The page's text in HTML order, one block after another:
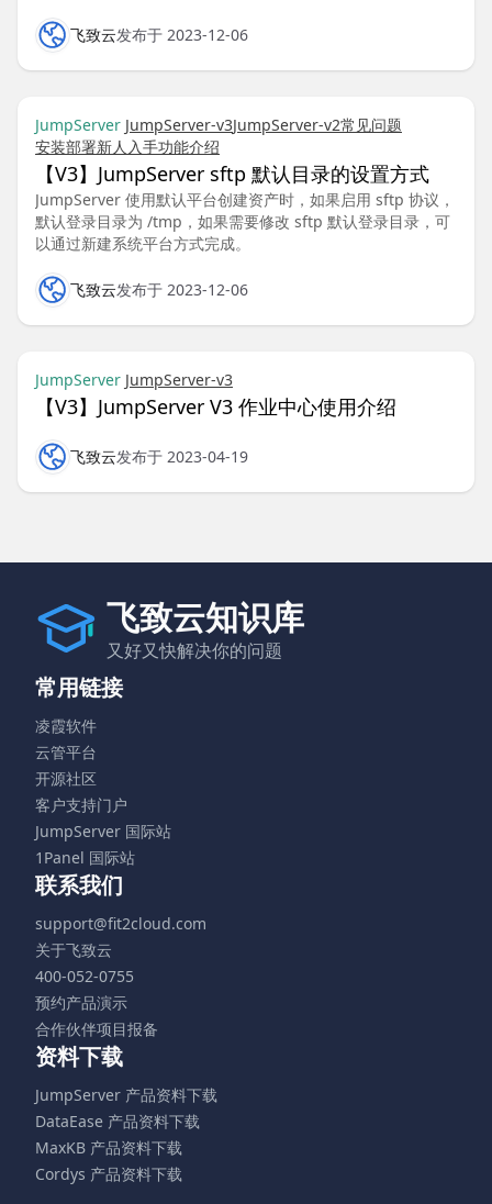
飞致云发布于 2023-12-06
JumpServer JumpServer-v3JumpServer-v2常见问题
安装部署新人入手功能介绍
【V3】JumpServer sftp 默认目录的设置方式
JumpServer 使用默认平台创建资产时，如果启用 sftp 协议，
默认登录目录为 /tmp，如果需要修改 sftp 默认登录目录，可
以通过新建系统平台方式完成。
飞致云发布于 2023-12-06
JumpServer JumpServer-v3
【V3】JumpServer V3 作业中心使用介绍
飞致云发布于 2023-04-19
飞致云知识库
又好又快解决你的问题
常用链接
凌霞软件
云管平台
开源社区
客户支持门户
JumpServer 国际站
1Panel 国际站
联系我们
support@fit2cloud.com
关于飞致云
400-052-0755
预约产品演示
合作伙伴项目报备
资料下载
JumpServer 产品资料下载
DataEase 产品资料下载
MaxKB 产品资料下载
Cordys 产品资料下载